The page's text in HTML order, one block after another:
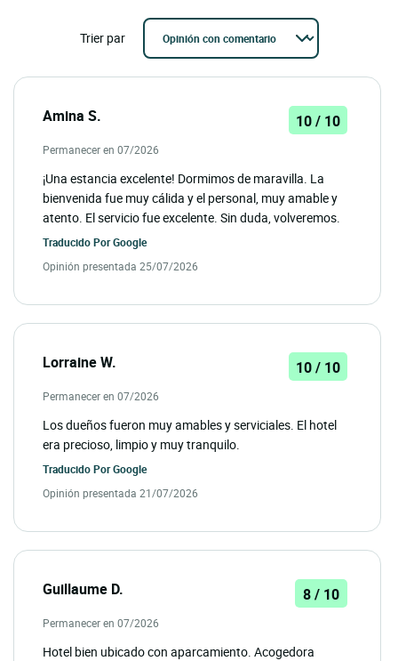
Trier par
Amina S. 10 / 10
Permanecer en 07/2026
¡Una estancia excelente! Dormimos de maravilla. La
bienvenida fue muy cálida y el personal, muy amable y
atento. El servicio fue excelente. Sin duda, volveremos.
Traducido PorGoogle
Opinión presentada 25/07/2026
Lorraine W. 10 / 10
Permanecer en 07/2026
Los dueños fueron muy amables y serviciales. El hotel
era precioso, limpio y muy tranquilo.
Traducido PorGoogle
Opinión presentada 21/07/2026
Guillaume D. 8 / 10
Permanecer en 07/2026
Hotel bien ubicado con aparcamiento. Acogedora